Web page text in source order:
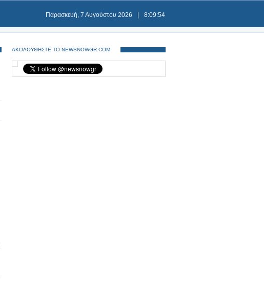
Παρασκευή, 7 Αυγούστου 2026 8:09:54
ΑΚΟΛΟΥΘΗΣΤΕ ΤΟ NEWSNOWGR.COM